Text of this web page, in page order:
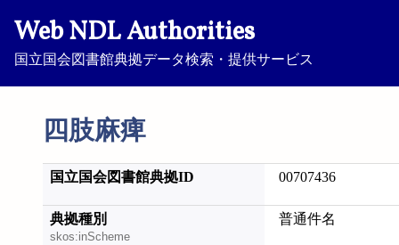
Web NDL Authorities
国立国会図書館典拠データ検索・提供サービス
四肢麻痺
国立国会図書館典拠ID 00707436
典拠種別
skos:inScheme
普通件名